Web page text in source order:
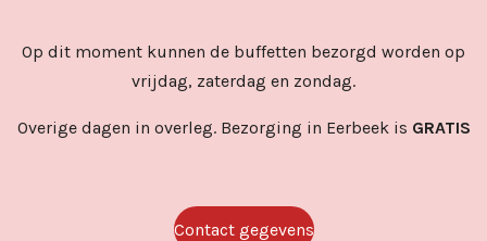
Op dit moment kunnen de buffetten bezorgd worden op
vrijdag, zaterdag en zondag.
Overige dagen in overleg. Bezorging in Eerbeek is GRATIS
Contact gegevens